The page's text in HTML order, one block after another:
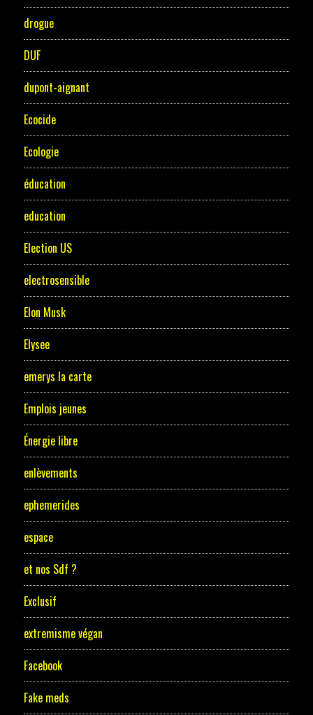
drogue
DUF
dupont-aignant
Ecocide
Ecologie
éducation
education
Election US
electrosensible
Elon Musk
Elysee
emerys la carte
Emplois jeunes
Énergie libre
enlèvements
ephemerides
espace
et nos Sdf ?
Exclusif
extremisme végan
Facebook
Fake meds